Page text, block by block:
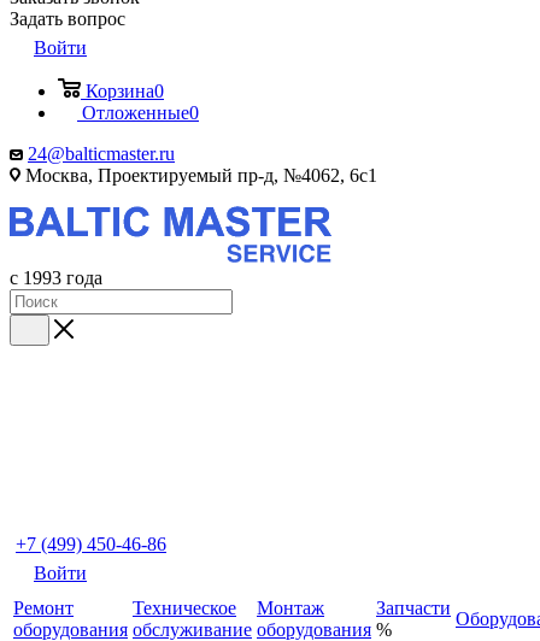
Задать вопрос
Войти
Корзина0
Отложенные0
24@balticmaster.ru
Москва, Проектируемый пр-д, №4062, 6с1
с 1993 года
+7 (499) 450-46-86
Войти
Ремонт
оборудования
Техническое
обслуживание
Монтаж
оборудования
Запчасти
%